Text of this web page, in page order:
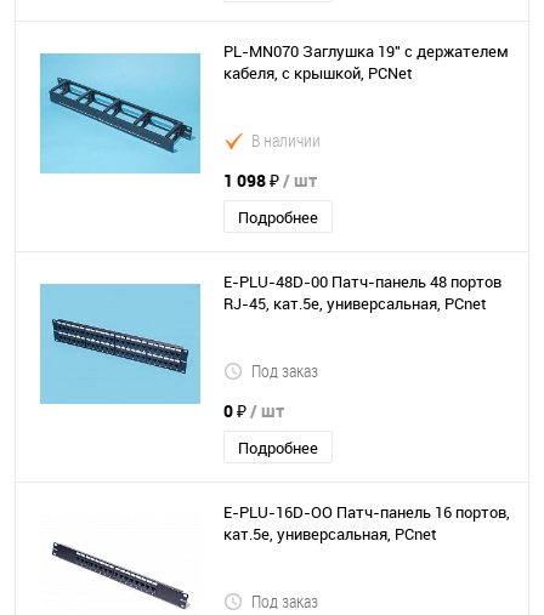
PL-MN070 Заглушка 19" с держателем
кабеля, с крышкой, PCNet
В наличии
1 098 ₽/ шт
Подробнее
E-PLU-48D-00 Патч-панель 48 портов
RJ-45, кат.5е, универсальная, PCnet
Под заказ
0 ₽/ шт
Подробнее
E-PLU-16D-OO Патч-панель 16 портов,
кат.5е, универсальная, PCnet
Под заказ